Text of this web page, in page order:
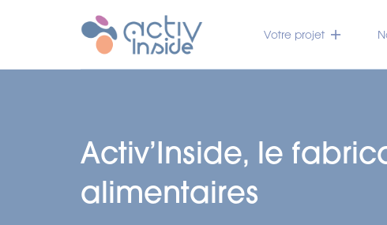
Votre projet
Activ’Inside, le
alimentaires